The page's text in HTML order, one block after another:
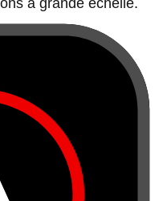
à grande échelle.